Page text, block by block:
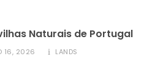
Naturais de Portugal
16, 2026 LANDS